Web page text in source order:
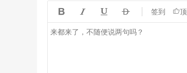
    签到 顶